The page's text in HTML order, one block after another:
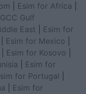
Esim for Africa
Gulf
East
Esim for
Esim for Mexico
Esim for Kosovo
Esim for
for Portugal
Esim for